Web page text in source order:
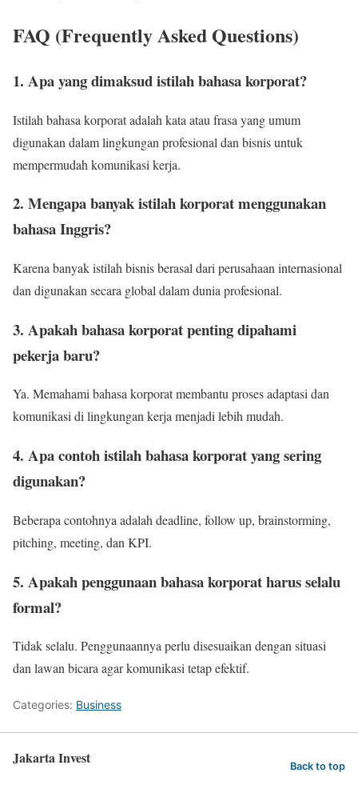
FAQ (Frequently Asked Questions)
1. Apa yang dimaksud istilah bahasa korporat?
Istilah bahasa korporat adalah kata atau frasa yang umum
digunakan dalam lingkungan profesional dan bisnis untuk
mempermudah komunikasi kerja.
2. Mengapa banyak istilah korporat menggunakan
bahasa Inggris?
Karena banyak istilah bisnis berasal dari perusahaan internasional
dan digunakan secara global dalam dunia profesional.
3. Apakah bahasa korporat penting dipahami
pekerja baru?
Ya. Memahami bahasa korporat membantu proses adaptasi dan
komunikasi di lingkungan kerja menjadi lebih mudah.
4. Apa contoh istilah bahasa korporat yang sering
digunakan?
Beberapa contohnya adalah deadline, follow up, brainstorming,
pitching, meeting, dan KPI.
5. Apakah penggunaan bahasa korporat harus selalu
formal?
Tidak selalu. Penggunaannya perlu disesuaikan dengan situasi
dan lawan bicara agar komunikasi tetap efektif.
Categories: Business
Jakarta Invest Back to top